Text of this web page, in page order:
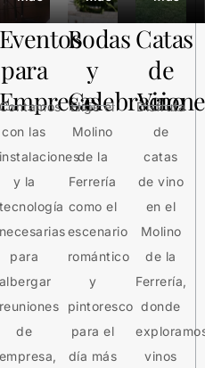
Eventos
para
Empresas
Contamos
con las
instalaciones
y la
tecnología
necesarias
para
albergar
reuniones
de
empresa,
Bodas
y
Elige el
Molino
de la
Ferrería
como el
escenario
romántico
y
pintoresco
para el
día más
Catas
de
Vino
Disfruta
de
catas
de vino
en el
Molino
de la
Ferrería,
donde
vinos